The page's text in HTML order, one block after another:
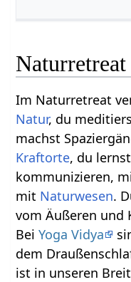
Naturretreat
Im Naturretreat
Natur, du
machst
Kraftorte, du
kommunizieren,
mit Naturwesen.
vom Äußeren und
BeiYoga Vidya
dem
ist in unseren